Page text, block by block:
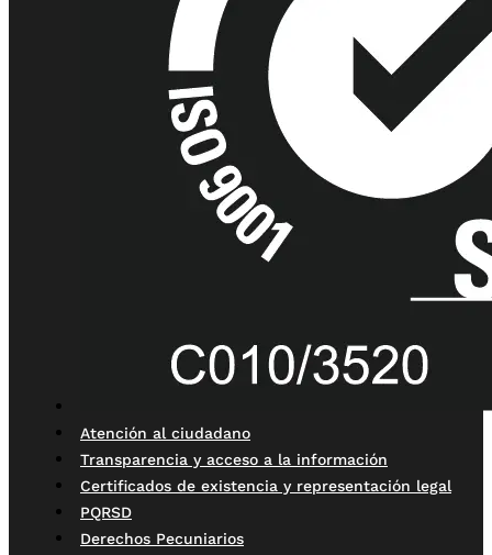
Atención al ciudadano
Transparencia y acceso a la información
Certificados de existencia y representación legal
PQRSD
Derechos Pecuniarios